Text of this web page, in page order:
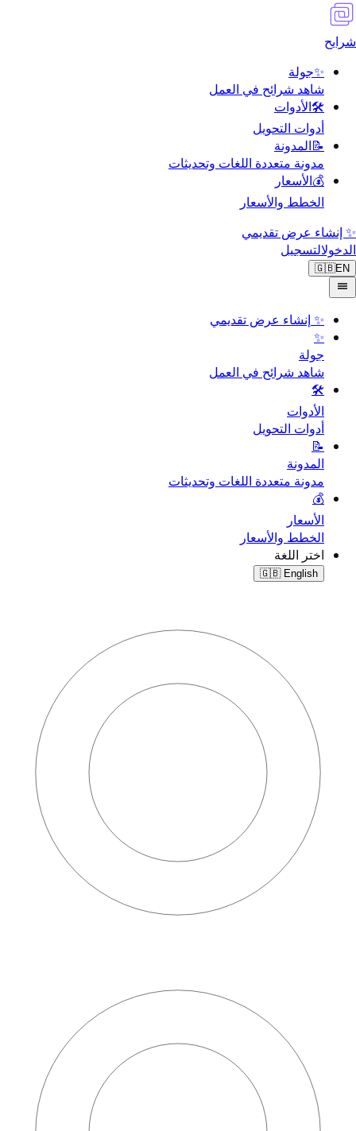
شرايح
✨جولة
شاهد شرائح في العمل
🛠️الأدوات
أدوات التحويل
📝المدونة
مدونة متعددة اللغات وتحديثات
💰الأسعار
الخطط والأسعار
✨ إنشاء عرض تقديمي
الدخولالتسجيل
🇬🇧EN
✨ إنشاء عرض تقديمي
✨
جولة
شاهد شرائح في العمل
🛠️
الأدوات
أدوات التحويل
📝
المدونة
مدونة متعددة اللغات وتحديثات
💰
الأسعار
الخطط والأسعار
اختر اللغة
🇬🇧English